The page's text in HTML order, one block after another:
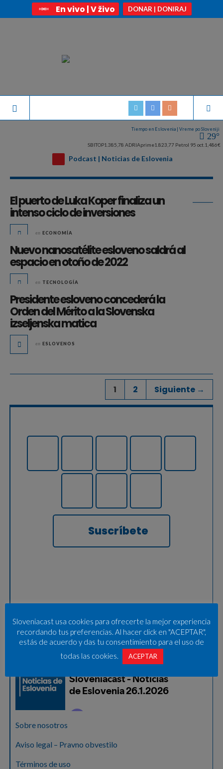
En vivo | V živo DONAR | DONIRAJ
Tiempo en Eslovenia | Vreme po Sloveniji
29°
SBITOP1.385,78 ADRIAprime1.823,77 Petrol 95 oct. 1,486€
Podcast | Noticias de Eslovenia
El puerto de Luka Koper finaliza un
intenso ciclo de inversiones
en ECONOMÍA
Nuevo nanosatélite esloveno saldrá al
espacio en otoño de 2022
en TECNOLOGÍA
Presidente esloveno concederá la
Orden del Mérito a la Slovenska
izseljenska matica
en ESLOVENOS
1 2 Siguiente →
Suscríbete
Sobre nosotros
Aviso legal – Pravno obvestilo
Términos de uso
Sloveniacast usa cookies para ofrecerte la mejor experiencia
recordando tus preferencias. Al hacer click en "ACEPTAR",
estás de acuerdo y das tu consentimiento para el uso de
todas las cookies.
ACEPTAR